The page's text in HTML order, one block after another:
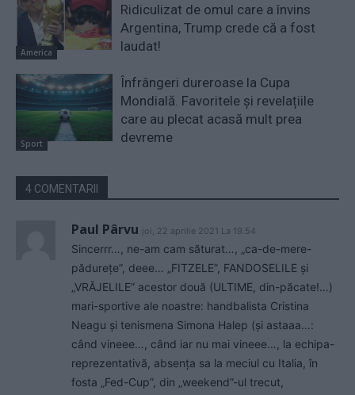
America
Ridiculizat de omul care a învins
Argentina, Trump crede că a fost
laudat!
Sport
Înfrângeri dureroase la Cupa
Mondială. Favoritele și revelațiile
care au plecat acasă mult prea
devreme
4 COMENTARII
Paul Pârvu joi, 22 aprilie 2021 La 19.54
Sincerrr…, ne-am cam săturat…, „ca-de-mere-
pădurețe”, deee… „FITZELE”, FANDOSELILE și
„VRĂJELILE” acestor două (ULTIME, din-păcate!…)
mari-sportive ale noastre: handbalista Cristina
Neagu și tenismena Simona Halep (și astaaa…:
când vineee…, când iar nu mai vineee…, la echipa-
reprezentativă, absența sa la meciul cu Italia, în
fosta „Fed-Cup”, din „weekend”-ul trecut,